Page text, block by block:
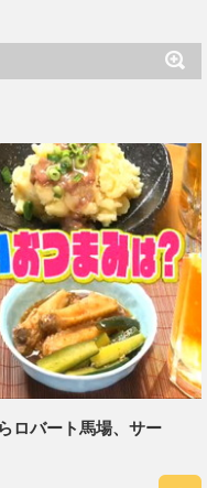
ロバート馬場、サー